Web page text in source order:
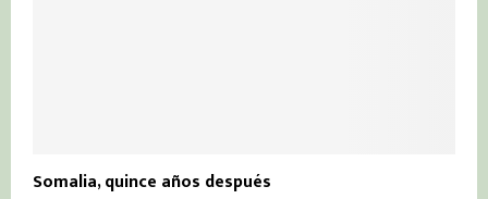
Somalia, quince años después